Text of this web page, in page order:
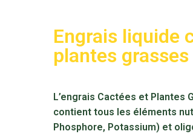
Engrais liquide
plantes grasses
L’engrais Cactées et Plantes
contient tous les éléments
Phosphore, Potassium) et